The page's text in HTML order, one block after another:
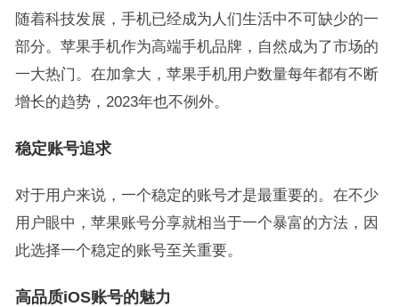
随着科技发展，手机已经成为人们生活中不可缺少的一
部分。苹果手机作为高端手机品牌，自然成为了市场的
一大热门。在加拿大，苹果手机用户数量每年都有不断
增长的趋势，2023年也不例外。
稳定账号追求
对于用户来说，一个稳定的账号才是最重要的。在不少
用户眼中，苹果账号分享就相当于一个暴富的方法，因
此选择一个稳定的账号至关重要。
高品质iOS账号的魅力